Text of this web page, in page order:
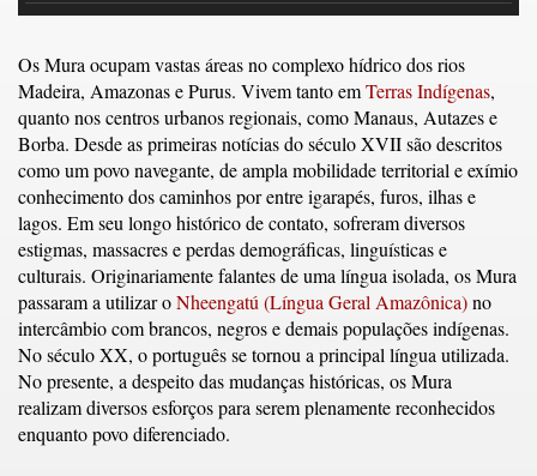
Os Mura ocupam vastas áreas no complexo hídrico dos rios
Madeira, Amazonas e Purus. Vivem tanto emTerras Indígenas,
quanto nos centros urbanos regionais, como Manaus, Autazes e
Borba. Desde as primeiras notícias do século XVII são descritos
como um povo navegante, de ampla mobilidade territorial e exímio
conhecimento dos caminhos por entre igarapés, furos, ilhas e
lagos. Em seu longo histórico de contato, sofreram diversos
estigmas, massacres e perdas demográficas, linguísticas e
culturais. Originariamente falantes de uma língua isolada, os Mura
passaram a utilizar oNheengatú (Língua Geral Amazônica)no
intercâmbio com brancos, negros e demais populações indígenas.
No século XX, o português se tornou a principal língua utilizada.
No presente, a despeito das mudanças históricas, os Mura
realizam diversos esforços para serem plenamente reconhecidos
enquanto povo diferenciado.